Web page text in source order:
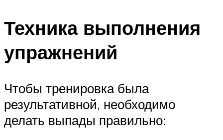
Техника выполнения
упражнений
Чтобы тренировка была
результативной, необходимо
делать выпады правильно: